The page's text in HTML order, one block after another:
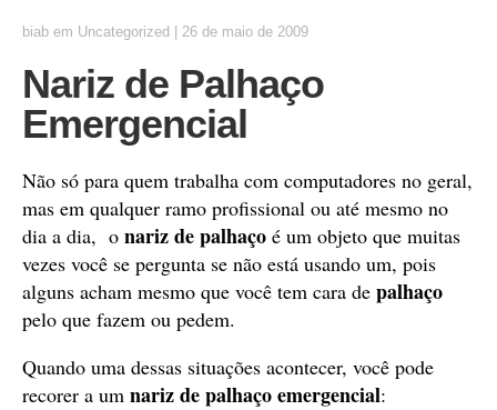
biab em Uncategorized 26 de maio de 2009
Nariz de Palhaço
Emergencial
Não só para quem trabalha com computadores no geral,
mas em qualquer ramo profissional ou até mesmo no
dia a dia, o nariz de palhaço é um objeto que muitas
vezes você se pergunta se não está usando um, pois
alguns acham mesmo que você tem cara de palhaço
pelo que fazem ou pedem.
Quando uma dessas situações acontecer, você pode
recorer a um nariz de palhaço emergencial: